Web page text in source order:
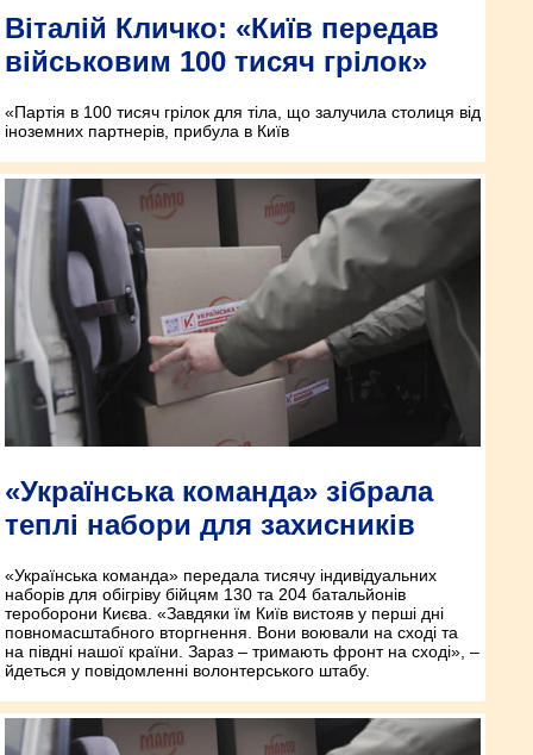
Віталій Кличко: «Київ передав
військовим 100 тисяч грілок»
«Партія в 100 тисяч грілок для тіла, що залучила столиця від
іноземних партнерів, прибула в Київ
«Українська команда» зібрала
теплі набори для захисників
«Українська команда» передала тисячу індивідуальних
наборів для обі­гріву бійцям 130 та 204 батальйонів
тероборони Києва. «Завдяки їм Київ вистояв у перші дні
повномасштабного вторгнення. Вони воювали на сході та
на півдні нашої країни. Зараз – тримають фронт на сході», –
йдеться у повідомленні волонтерського штабу.